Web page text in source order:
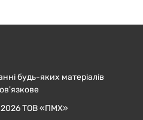
будь-яких матеріалів
2026 ТОВ «ПМХ»